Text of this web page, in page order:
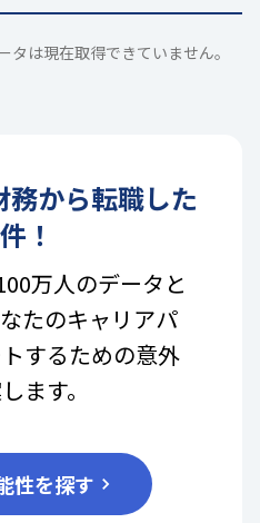
は現在取得できていません。
務から転職した
件！
万人のデータと
たのキャリアパ
するための意外
ます。
性を探す